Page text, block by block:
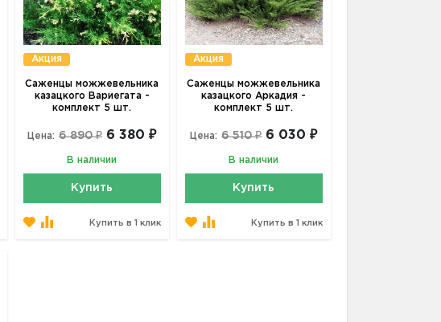
Акция
Саженцы можжевельника
казацкого Вариегата -
комплект 5 шт.
Цена: 6 890 ₽ 6 380 ₽
В наличии
Купить
Купить в 1 клик
Акция
Саженцы можжевельника
казацкого Аркадия -
комплект 5 шт.
Цена: 6 510 ₽ 6 030 ₽
В наличии
Купить
Купить в 1 клик